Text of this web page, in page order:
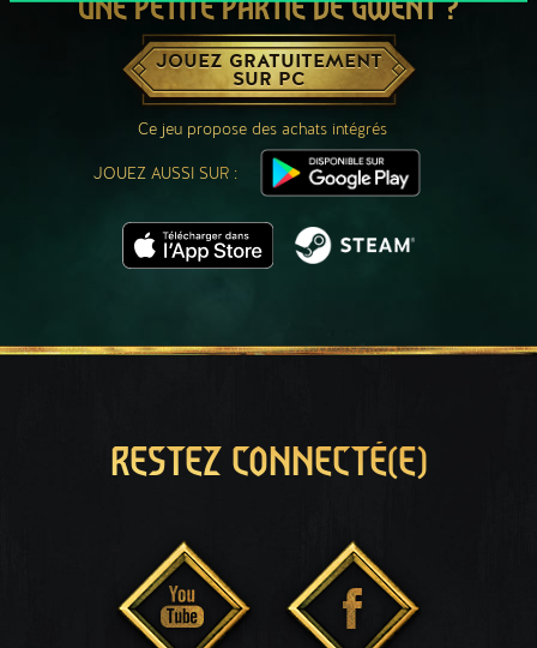
UNE PETITE PARTIE DE GWENT ?
JOUEZ GRATUITEMENT
SUR PC
Ce jeu propose des achats intégrés
JOUEZ AUSSI SUR :
RESTEZ CONNECTÉ(E)